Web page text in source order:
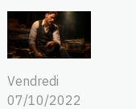
Vendredi
07/10/2022